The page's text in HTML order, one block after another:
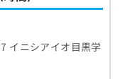
イニシアイオ目黒学